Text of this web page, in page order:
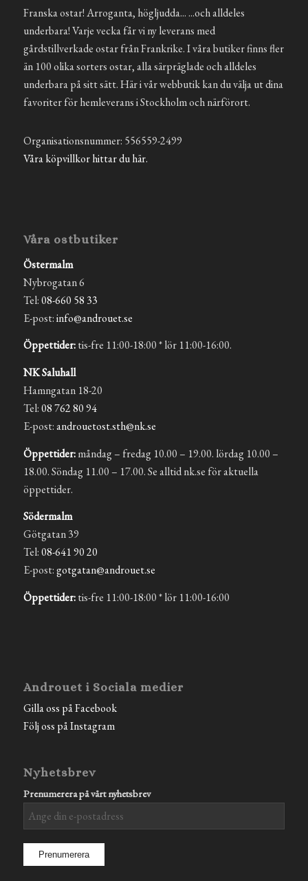
Franska ostar! Arroganta, högljudda... ...och alldeles
underbara! Varje vecka får vi ny leverans med
gårdstillverkade ostar från Frankrike. I våra butiker finns fler
än 100 olika sorters ostar, alla särpräglade och alldeles
underbara på sitt sätt. Här i vår webbutik kan du välja ut dina
favoriter för hemleverans i Stockholm och närförort.
Organisationsnummer: 556559-2499
Våra köpvillkor hittar du här.
Våra ostbutiker
Östermalm
Nybrogatan 6
Tel:08-660 58 33
E-post:info@androuet.se
Öppettider:tis-fre 11:00-18:00 * lör 11:00-16:00.
NK Saluhall
Hamngatan 18-20
Tel:08 762 80 94
E-post:androuetost.sth@nk.se
Öppettider:måndag – fredag 10.00 – 19.00. lördag 10.00 –
18.00. Söndag 11.00 – 17.00. Se alltid nk.se för aktuella
öppettider.
Södermalm
Götgatan 39
Tel:08-641 90 20
E-post:gotgatan@androuet.se
Öppettider:tis-fre 11:00-18:00 * lör 11:00-16:00
Androuet i Sociala medier
Gilla oss på Facebook
Följ oss på Instagram
Nyhetsbrev
Prenumerera på vårt nyhetsbrev